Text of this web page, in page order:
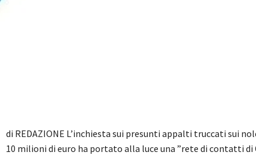
di REDAZIONE L’inchiesta sui presunti appalti truccati sui
10 milioni di euro ha portato alla luce una ”rete di contatti di